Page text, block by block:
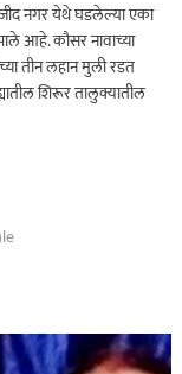
नगर येथे घडलेल्या एका
आहे. कौसर नावाच्या
तीन लहान मुली रडत
शिरूर तालुक्यातील